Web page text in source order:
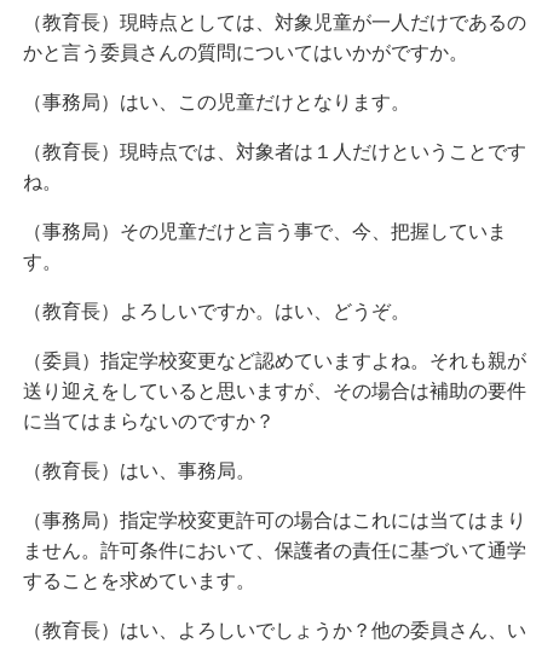
（教育長）現時点としては、対象児童が一人だけであるの
かと言う委員さんの質問についてはいかがですか。
（事務局）はい、この児童だけとなります。
（教育長）現時点では、対象者は１人だけということです
ね。
（事務局）その児童だけと言う事で、今、把握していま
す。
（教育長）よろしいですか。はい、どうぞ。
（委員）指定学校変更など認めていますよね。それも親が
送り迎えをしていると思いますが、その場合は補助の要件
に当てはまらないのですか？
（教育長）はい、事務局。
（事務局）指定学校変更許可の場合はこれには当てはまり
ません。許可条件において、保護者の責任に基づいて通学
することを求めています。
（教育長）はい、よろしいでしょうか？他の委員さん、い